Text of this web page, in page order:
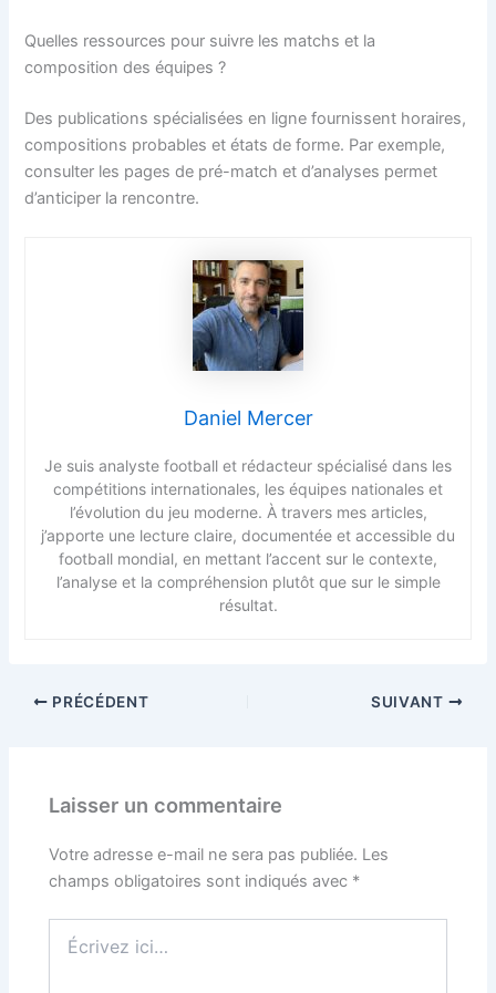
Quelles ressources pour suivre les matchs et la
composition des équipes ?
Des publications spécialisées en ligne fournissent horaires,
compositions probables et états de forme. Par exemple,
consulter les pages de pré-match et d’analyses permet
d’anticiper la rencontre.
Daniel Mercer
Je suis analyste football et rédacteur spécialisé dans les
compétitions internationales, les équipes nationales et
l’évolution du jeu moderne. À travers mes articles,
j’apporte une lecture claire, documentée et accessible du
football mondial, en mettant l’accent sur le contexte,
l’analyse et la compréhension plutôt que sur le simple
résultat.
PRÉCÉDENT SUIVANT
Laisser un commentaire
Votre adresse e-mail ne sera pas publiée. Les
champs obligatoires sont indiqués avec *
ici…